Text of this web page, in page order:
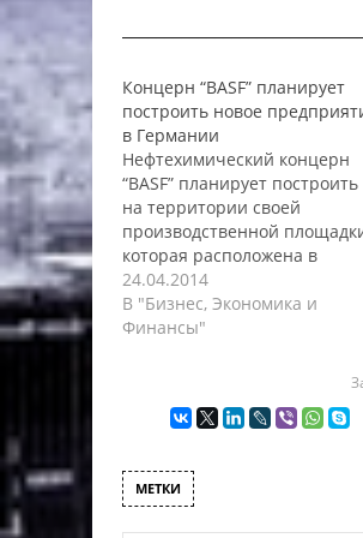
Концерн “BASF” планирует
построить новое
в Германии
Нефтехимический концерн
“BASF” планирует построить
на территории своей
производственной
которая расположена в
немецком городе
Людвигсхафен, новый
комплекс, который будет
выпуске специальных
предприятия должна
ввести его в эксплуатацию
намерены уже в 2015 году. На
24.04.2014
В "Бизнес, Экономика и
Финансы"
МЕТКИ